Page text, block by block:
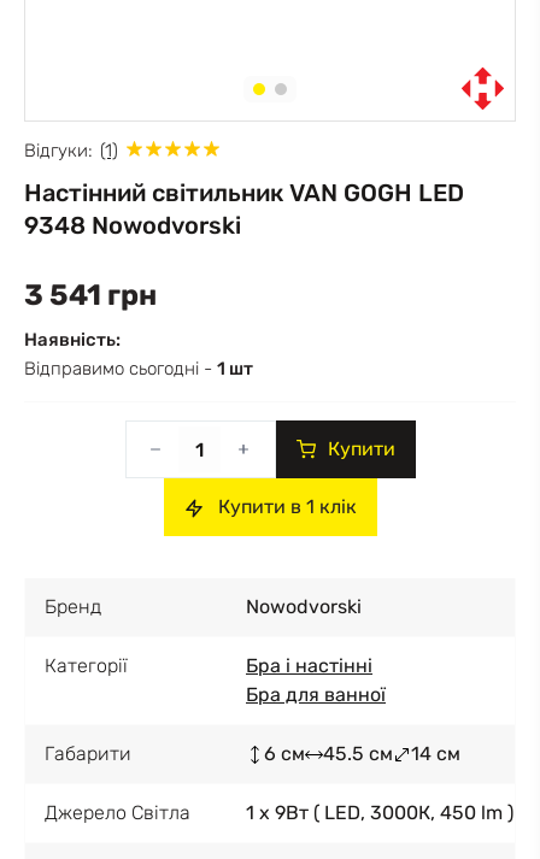
Відгуки: (1)
Настінний світильник VAN GOGH LED
9348 Nowodvorski
3 541 грн
Наявність:
Відправимо сьогодні - 1 шт
Купити
Купити в 1 клік
Бренд Nowodvorski
Категорії
Бра і настінні
Бра для ванної
Габарити 6 см 45.5 см 14 см
Джерело Світла 1 x 9Вт ( LED, 3000К, 450 lm )